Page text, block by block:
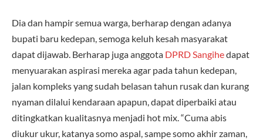
Dia dan hampir semua warga, berharap dengan adanya
bupati baru kedepan, semoga keluh kesah masyarakat
dapat dijawab. Berharap juga anggota DPRD Sangihedapat
menyuarakan aspirasi mereka agar pada tahun kedepan,
jalan kompleks yang sudah belasan tahun rusak dan kurang
nyaman dilalui kendaraan apapun, dapat diperbaiki atau
ditingkatkan kualitasnya menjadi hot mix. “Cuma abis
diukur ukur, katanya somo aspal, sampe somo akhir zaman,